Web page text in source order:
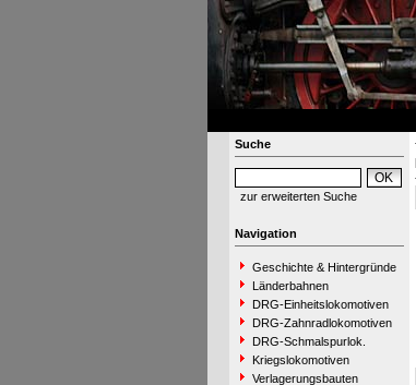
Suche
zur erweiterten Suche
Navigation
Geschichte & Hintergründe
Länderbahnen
DRG-Einheitslokomotiven
DRG-Zahnradlokomotiven
DRG-Schmalspurlok.
Kriegslokomotiven
Verlagerungsbauten